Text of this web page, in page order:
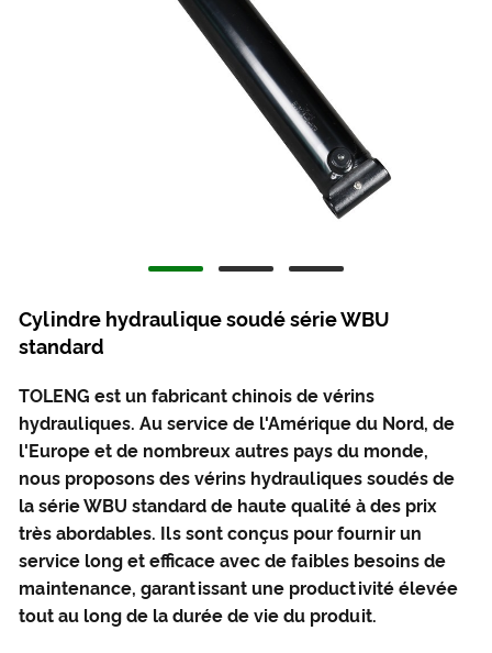
Cylindre hydraulique soudé série WBU
standard
TOLENG est un fabricant chinois de vérins
hydrauliques. Au service de l'Amérique du Nord, de
l'Europe et de nombreux autres pays du monde,
nous proposons des vérins hydrauliques soudés de
la série WBU standard de haute qualité à des prix
très abordables. Ils sont conçus pour fournir un
service long et efficace avec de faibles besoins de
maintenance, garantissant une productivité élevée
tout au long de la durée de vie du produit.